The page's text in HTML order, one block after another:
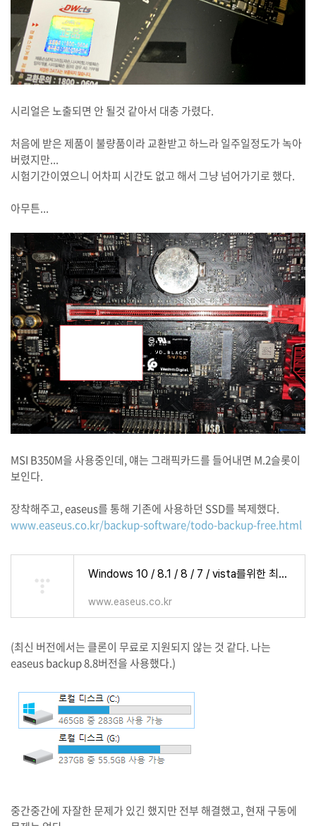
시리얼은 노출되면 안 될것 같아서 대충 가렸다.
처음에 받은 제품이 불량품이라 교환받고 하느라 일주일정도가 녹아
버렸지만...
시험기간이였으니 어차피 시간도 없고 해서 그냥 넘어가기로 했다.
아무튼...
MSI B350M을 사용중인데, 얘는 그래픽카드를 들어내면 M.2슬롯이
보인다.
장착해주고, easeus를 통해 기존에 사용하던 SSD를 복제했다.
www.easeus.co.kr/backup-software/todo-backup-free.html
Windows 10 / 8.1 / 8 / 7 / vista를위한 최고의 무료 백업 소프트웨어-EaseUS® Todo Backup Free
www.easeus.co.kr
(최신 버전에서는 클론이 무료로 지원되지 않는 것 같다. 나는
easeus backup 8.8버전을 사용했다.)
중간중간에 자잘한 문제가 있긴 했지만 전부 해결했고, 현재 구동에